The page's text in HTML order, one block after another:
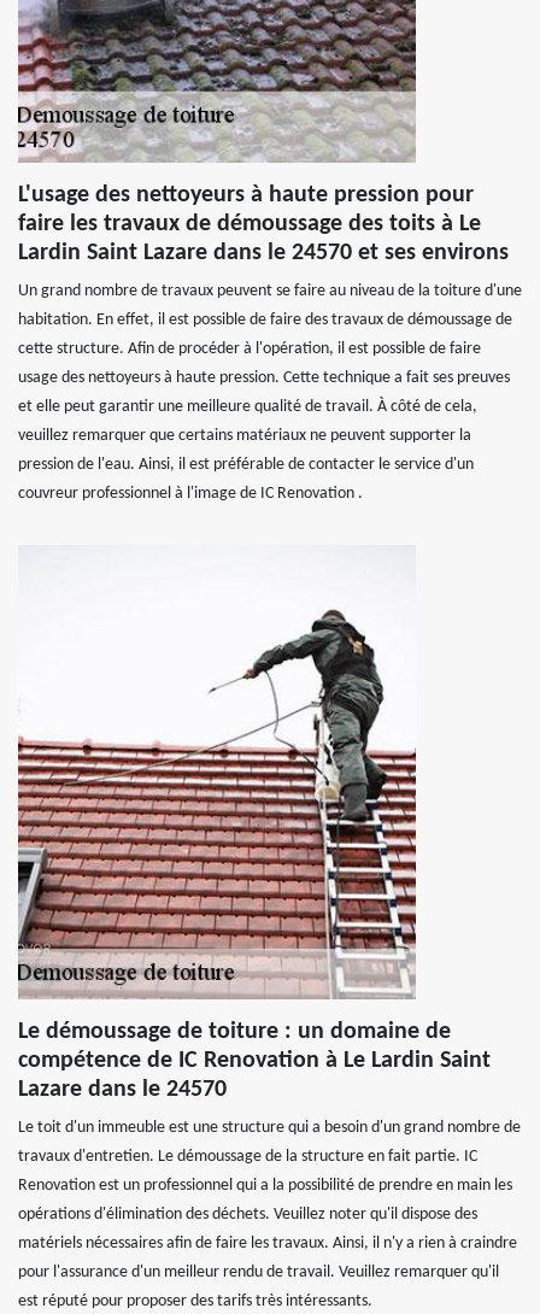
L'usage des nettoyeurs à haute pression pour
faire les travaux de démoussage des toits à Le
Lardin Saint Lazare dans le 24570 et ses environs
Un grand nombre de travaux peuvent se faire au niveau de la toiture d'une
habitation. En effet, il est possible de faire des travaux de démoussage de
cette structure. Afin de procéder à l'opération, il est possible de faire
usage des nettoyeurs à haute pression. Cette technique a fait ses preuves
et elle peut garantir une meilleure qualité de travail. À côté de cela,
veuillez remarquer que certains matériaux ne peuvent supporter la
pression de l'eau. Ainsi, il est préférable de contacter le service d'un
couvreur professionnel à l'image de IC Renovation .
Le démoussage de toiture : un domaine de
compétence de IC Renovation à Le Lardin Saint
Lazare dans le 24570
Le toit d'un immeuble est une structure qui a besoin d'un grand nombre de
travaux d'entretien. Le démoussage de la structure en fait partie. IC
Renovation est un professionnel qui a la possibilité de prendre en main les
opérations d'élimination des déchets. Veuillez noter qu'il dispose des
matériels nécessaires afin de faire les travaux. Ainsi, il n'y a rien à craindre
pour l'assurance d'un meilleur rendu de travail. Veuillez remarquer qu'il
est réputé pour proposer des tarifs très intéressants.